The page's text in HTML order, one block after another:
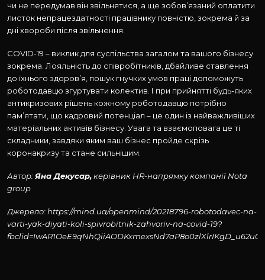
чи не передумав він звільнятися, а ще зобов’язаний оплатити
листок непрацездатності працівнику повністю, зокрема й за
дні хвороби після звільнення.
COVID-19 – виклик для суспільства загалом та вашого бізнесу
зокрема. Лояльність до співробітників, дбайливе ставлення
до їхнього здоров’я, пошук гнучких умов праці допоможуть
роботодавцю згуртувати колектив. І при прийнятті будь-яких
антикризових рішень кожному роботодавцю потрібно
пам’ятати, що кадровий потенціал – це один із найважливіших
матеріальних активів бізнесу. Увага та взаємоповага це ті
складники, завдяки яким ваш бізнес пройде скрізь
коронакризу та стане сильнішим.
Автор: Яна Декусар, керівник HR-напрямку компанії Nota
group
Джерело: https://mind.ua/openmind/20218796-robotodavec-na-
varti-yak-diyati-koli-spivrobitnik-zahvoriv-na-covid-19?